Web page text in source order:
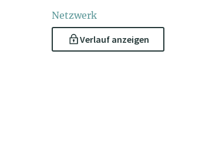
Netzwerk
Verlauf anzeigen